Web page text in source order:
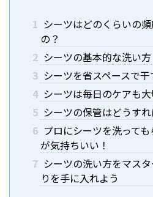
1 シーツはどのくらいの
の？
2 シーツの基本的な洗い方
3 シーツを省スペースで干
4 シーツは毎日のケアも
5 シーツの保管はどうすれ
6 プロにシーツを洗って
が気持ちいい！
7 シーツの洗い方をマス
りを手に入れよう